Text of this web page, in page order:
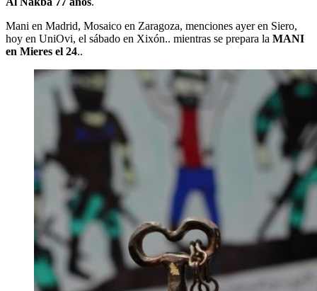
Mani en Madrid, Mosaico en Zaragoza, menciones ayer en Siero,
hoy en UniOvi, el sábado en Xixón.. mientras se prepara la MANI
en Mieres el 24..